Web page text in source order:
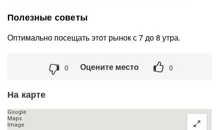
Полезные советы
Оптимально посещать этот рынок с 7 до 8 утра.
0 Оцените место 0
На карте